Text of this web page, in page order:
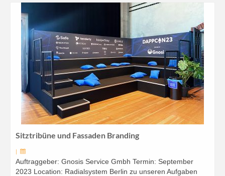
Sitztribüne und Fassaden Branding
|
Auftraggeber: Gnosis Service Gmbh Termin: September
2023 Location: Radialsystem Berlin zu unseren Aufgaben